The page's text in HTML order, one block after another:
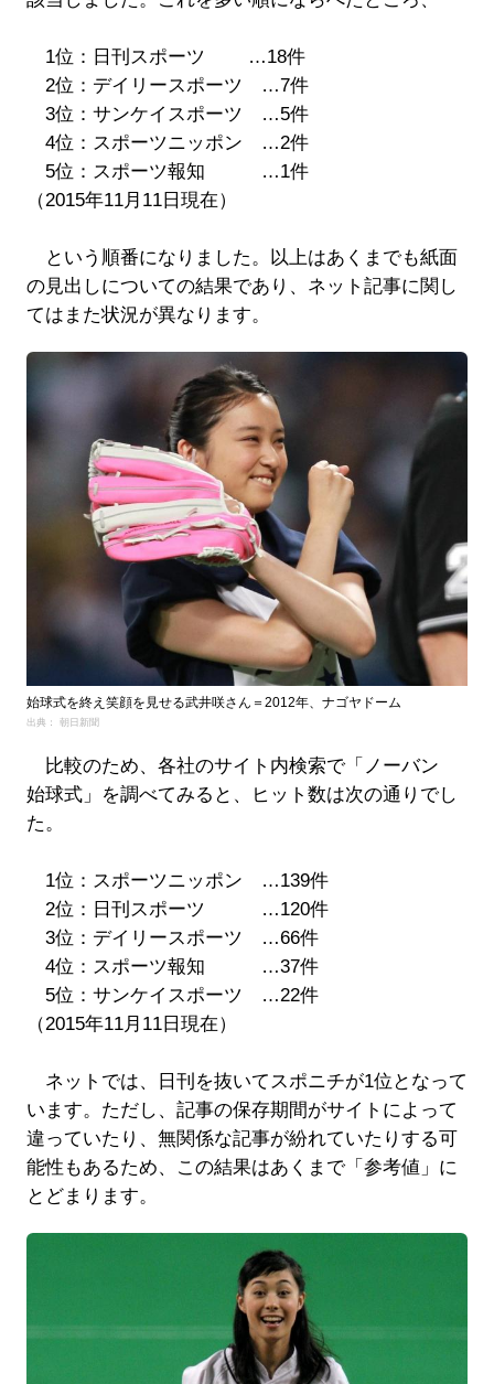
1位：日刊スポーツ …18件
2位：デイリースポーツ …7件
3位：サンケイスポーツ …5件
4位：スポーツニッポン …2件
5位：スポーツ報知 …1件
（2015年11月11日現在）
という順番になりました。以上はあくまでも紙面
の見出しについての結果であり、ネット記事に関し
てはまた状況が異なります。
始球式を終え笑顔を見せる武井咲さん＝2012年、ナゴヤドーム
出典： 朝日新聞
比較のため、各社のサイト内検索で「ノーバン
始球式」を調べてみると、ヒット数は次の通りでし
た。
1位：スポーツニッポン …139件
2位：日刊スポーツ …120件
3位：デイリースポーツ …66件
4位：スポーツ報知 …37件
5位：サンケイスポーツ …22件
（2015年11月11日現在）
ネットでは、日刊を抜いてスポニチが1位となって
います。ただし、記事の保存期間がサイトによって
違っていたり、無関係な記事が紛れていたりする可
能性もあるため、この結果はあくまで「参考値」に
とどまります。